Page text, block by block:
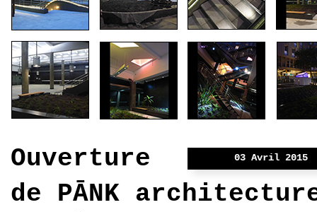
Ouverture 03 Avril 2015
de PĀNK